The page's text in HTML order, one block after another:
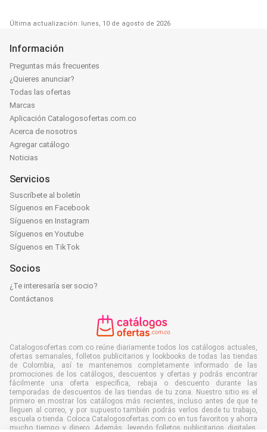
Última actualización: lunes, 10 de agosto de 2026
Información
Preguntas más frecuentes
¿Quieres anunciar?
Todas las ofertas
Marcas
Aplicación Catalogosofertas.com.co
Acerca de nosotros
Agregar catálogo
Noticias
Servicios
Suscríbete al boletín
Síguenos en Facebook
Síguenos en Instagram
Síguenos en Youtube
Síguenos en TikTok
Socios
¿Te interesaría ser socio?
Contáctanos
Catalogosofertas.com.co reúne diariamente todos los catálogos actuales,
ofertas semanales, folletos publicitarios y lookbooks de todas las tiendas
de Colombia, así te mantenemos completamente informado de las
promociones de los catálogos, descuentos y ofertas y podrás encontrar
fácilmente una oferta específica, rebaja o descuento durante las
temporadas de descuentos de las tiendas de tu zona. Nuestro sitio es el
primero en mostrar los catálogos más recientes, incluso antes de que te
lleguen al correo, y por supuesto también podrás verlos desde tu trabajo,
escuela o tienda. Coloca Catalogosofertas.com.co en tus favoritos y ahorra
mucho tiempo y dinero. Además, leyendo folletos publicitarios digitales,